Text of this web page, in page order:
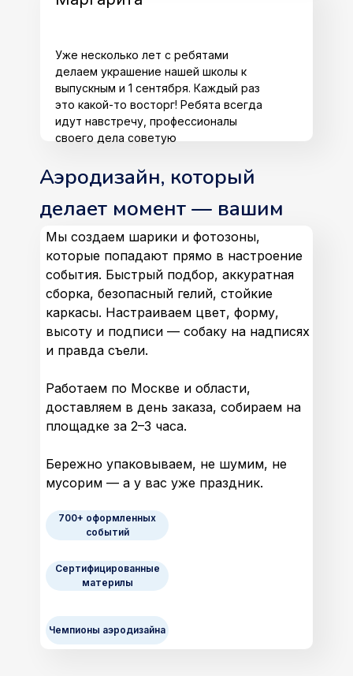
Уже несколько лет с ребятами
делаем украшение нашей школы к
выпускным и 1 сентября. Каждый раз
это какой-то восторг! Ребята всегда
идут навстречу, профессионалы
своего дела советую
Аэродизайн, который
делает момент — вашим
Мы создаем шарики и фотозоны,
которые попадают прямо в настроение
события. Быстрый подбор, аккуратная
сборка, безопасный гелий, стойкие
каркасы. Настраиваем цвет, форму,
высоту и подписи — собаку на надписях
и правда съели.
Работаем по Москве и области,
доставляем в день заказа, собираем на
площадке за 2–3 часа.
Бережно упаковываем, не шумим, не
мусорим — а у вас уже праздник.
Чемпионы аэродизайна
Сертифицированные
материлы
700+ оформленных
событий